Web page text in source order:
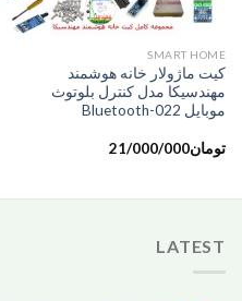
SMART HOME
کیت ماژولار خانه هوشمند
مهندسیکا مدل کنترل بلوتوث
موبایل Bluetooth-022
تومان21/000/000
LATEST